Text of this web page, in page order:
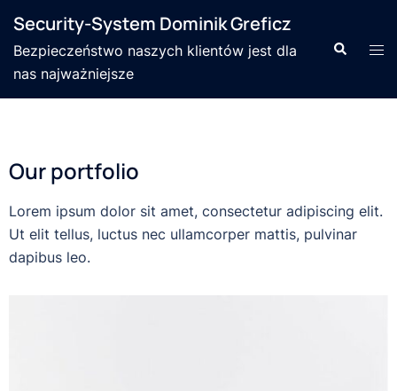
Security-System Dominik Greficz
Bezpieczeństwo naszych klientów jest dla
nas najważniejsze
Our portfolio
Lorem ipsum dolor sit amet, consectetur adipiscing elit.
Ut elit tellus, luctus nec ullamcorper mattis, pulvinar
dapibus leo.